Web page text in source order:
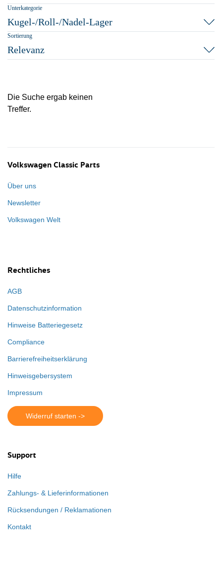
Unterkategorie
Kugel-/Roll-/Nadel-Lager
Sortierung
Relevanz
Die Suche ergab keinen
Treffer.
Volkswagen Classic Parts
Über uns
Newsletter
Volkswagen Welt
Rechtliches
AGB
Datenschutzinformation
Hinweise Batteriegesetz
Compliance
Barrierefreiheitserklärung
Hinweisgebersystem
Impressum
Widerruf starten ->
Support
Hilfe
Zahlungs- & Lieferinformationen
Rücksendungen / Reklamationen
Kontakt